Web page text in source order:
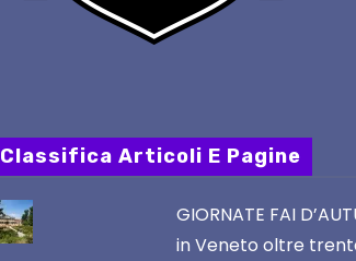
Classifica Articoli E Pagine
GIORNATE FAI
in Veneto oltre